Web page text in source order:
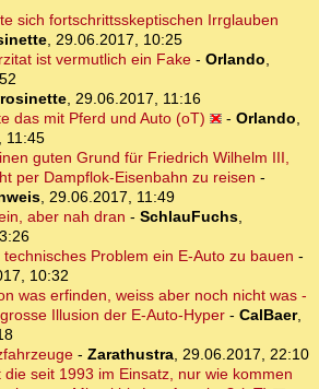
sich fortschrittsskeptischen Irrglauben
, 29.06.2017, 10:25
ist vermutlich ein Fake- Orlando,
, 29.06.2017, 11:16
das mit Pferd und Auto (oT)
- Orlando,
11:45
guten Grund für Friedrich Wilhelm III,
per Dampflok-Eisenbahn zu reisen -
, 29.06.2017, 11:49
aber nah dran - SchlauFuchs,
technisches Problem ein E-Auto zu bauen -
10:32
was erfinden, weiss aber noch nicht was -
Illusion der E-Auto-Hyper - CalBaer,
- Zarathustra, 29.06.2017, 22:10
die seit 1993 im Einsatz, nur wie kommen